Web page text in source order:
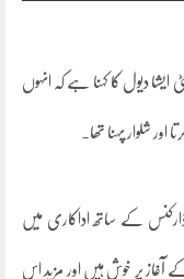
ایشا دیول کا کہنا ہے کہ انہوں
شلوار پہنا تھا۔
ڈارکنس کے ساتھ اداکاری میں
پر خوش ہیں اور مزید اس